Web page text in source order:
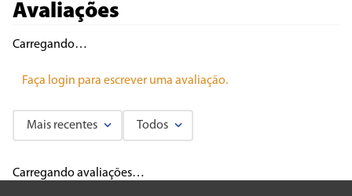
Avaliações
Carregando…
Faça login para escrever uma avaliação.
Mais recentes Todos
Carregando avaliações…